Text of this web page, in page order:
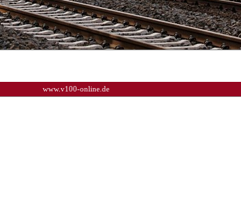
www.v100-online.de